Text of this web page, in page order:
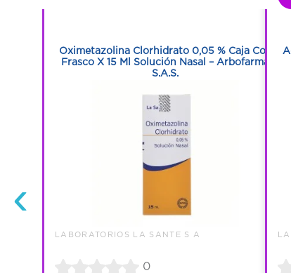
‹
Oximetazolina Clorhidrato 0,05 % Caja Con
Frasco X 15 Ml Solución Nasal – Arbofarma
S.A.S.
LABORATORIOS LA SANTE S A
0